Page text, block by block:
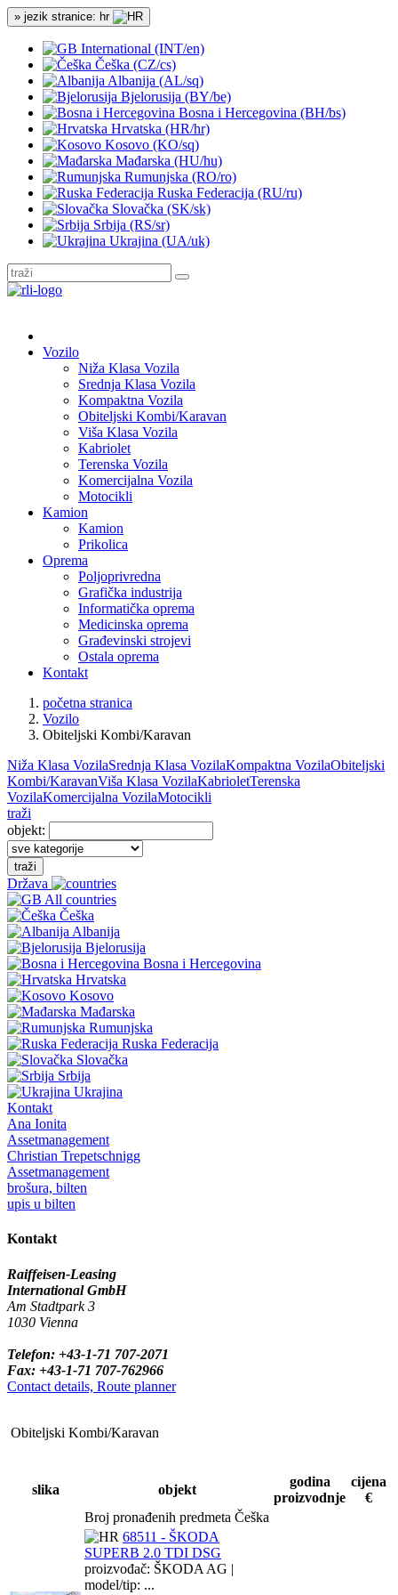
» jezik stranice: hr
International (INT/en)
Češka (CZ/cs)
Albanija (AL/sq)
Bjelorusija (BY/be)
Bosna i Hercegovina (BH/bs)
Hrvatska (HR/hr)
Kosovo (KO/sq)
Mađarska (HU/hu)
Rumunjska (RO/ro)
Ruska Federacija (RU/ru)
Slovačka (SK/sk)
Srbija (RS/sr)
Ukrajina (UA/uk)
Vozilo
Niža Klasa Vozila
Srednja Klasa Vozila
Kompaktna Vozila
Obiteljski Kombi/Karavan
Viša Klasa Vozila
Kabriolet
Terenska Vozila
Komercijalna Vozila
Motocikli
Kamion
Kamion
Prikolica
Oprema
Poljoprivredna
Grafička industrija
Informatička oprema
Medicinska oprema
Građevinski strojevi
Ostala oprema
Kontakt
početna stranica
Vozilo
Obiteljski Kombi/Karavan
Niža Klasa VozilaSrednja Klasa VozilaKompaktna VozilaObiteljski
Kombi/KaravanViša Klasa VozilaKabrioletTerenska
VozilaKomercijalna VozilaMotocikli
traži
objekt:
traži
Država
All countries
Češka
Albanija
Bjelorusija
Bosna i Hercegovina
Hrvatska
Kosovo
Mađarska
Rumunjska
Ruska Federacija
Slovačka
Srbija
Ukrajina
Kontakt
Ana Ionita
Assetmanagement
Christian Trepetschnigg
Assetmanagement
brošura, bilten
upis u bilten
Kontakt
Raiffeisen-Leasing
International GmbH
Am Stadtpark 3
1030 Vienna
Telefon: +43-1-71 707-2071
Fax: +43-1-71 707-762966
Contact details, Route planner
Obiteljski Kombi/Karavan
slika objekt
godina
proizvodnje
cijena
€
Broj pronađenih predmeta Češka
68511 - ŠKODA
SUPERB 2.0 TDI DSG
proizvođač: ŠKODA AG |
model/tip: ...